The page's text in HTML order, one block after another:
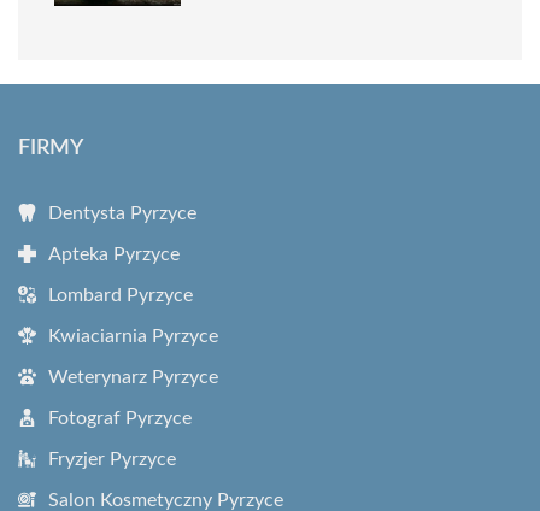
FIRMY
Dentysta Pyrzyce
Apteka Pyrzyce
Lombard Pyrzyce
Kwiaciarnia Pyrzyce
Weterynarz Pyrzyce
Fotograf Pyrzyce
Fryzjer Pyrzyce
Salon Kosmetyczny Pyrzyce